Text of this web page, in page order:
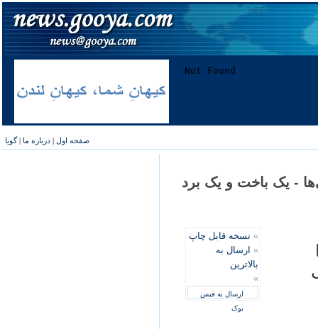
صفحه اول | درباره ما |گویا
- یک باخت و یک برد
» نسخه قابل چاپ
» ارسال به
بالاترین
»
ارسال به فیس
بوک